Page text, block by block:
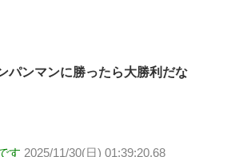
パンマンに勝ったら大勝利だな
す 2025/11/30(日) 01:39:20.68